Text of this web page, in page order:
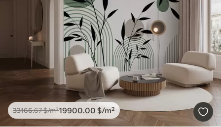
33166.67$/m²19900.00 $/m²